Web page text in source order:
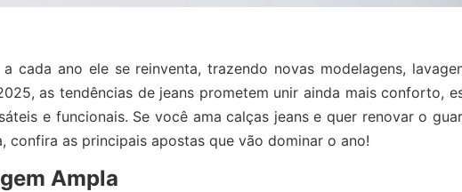
cada ano ele se reinventa, trazendo novas modelagens,
as tendências de jeans prometem unir ainda mais conforto,
e funcionais. Se você ama calças jeans e quer renovar o
as principais apostas que vão dominar o ano!
Ampla